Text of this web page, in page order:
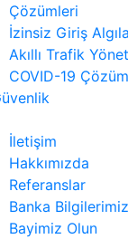
Çözümleri
İzinsiz Giriş
Akıllı Trafik
COVID-19
İletişim
Hakkımızda
Referanslar
Banka Bilgilerimiz
Bayimiz Olun